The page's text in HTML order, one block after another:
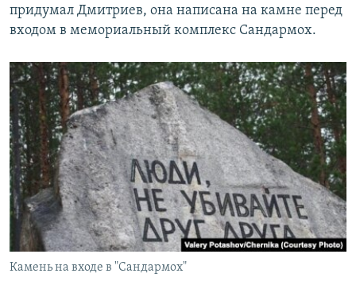
придумал Дмитриев, она написана на камне перед
входом в мемориальный комплекс Сандармох.
Камень на входе в "Сандармох"